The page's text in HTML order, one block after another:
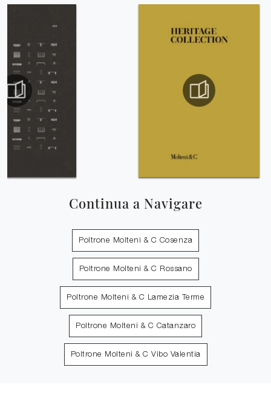
Continua a Navigare
Poltrone Molteni & C Cosenza
Poltrone Molteni & C Rossano
Poltrone Molteni & C Lamezia Terme
Poltrone Molteni & C Catanzaro
Poltrone Molteni & C Vibo Valentia